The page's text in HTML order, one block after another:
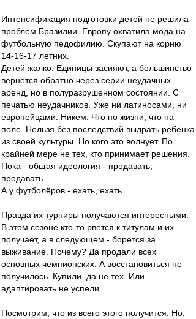
Интенсификация подготовки детей не решила
проблем Бразилии. Европу охватила мода на
футбольную педофилию. Скупают на корню
14-16-17 летних.
Детей жалко. Единицы засияют, а большинство
вернется обратно через серии неудачных
аренд, но в полуразрушенном состоянии. С
печатью неудачников. Уже ни латиносами, ни
европейцами. Никем. Что по жизни, что на
поле. Нельзя без последствий выдрать ребёнка
из своей культуры. Но кого это волнует. По
крайней мере не тех, кто принимает решения.
Пока - общая идеология - продавать,
продавать.
А у футболёров - ехать, ехать.
Правда их турниры получаются интересными.
В этом сезоне кто-то рвется к титулам и их
получает, а в следующем - борется за
выживание. Почему? Да продали всех
основных чемпионских. А восстановиться не
получилось. Купили, да не тех. Или
адаптировать не успели.
Посмотрим, что из всего этого получится. Но,